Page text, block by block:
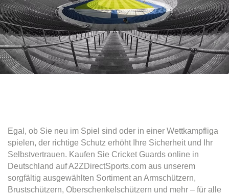
Egal, ob Sie neu im Spiel sind oder in einer Wettkampfliga
spielen, der richtige Schutz erhöht Ihre Sicherheit und Ihr
Selbstvertrauen. Kaufen Sie Cricket Guards online in
Deutschland auf A2ZDirectSports.com aus unserem
sorgfältig ausgewählten Sortiment an Armschützern,
Brustschützern, Oberschenkelschützern und mehr – für alle